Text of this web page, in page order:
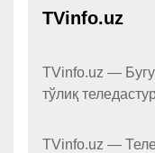
TVinfo.uz
TVinfo.uz —
тўлиқ
TVinfo.uz —